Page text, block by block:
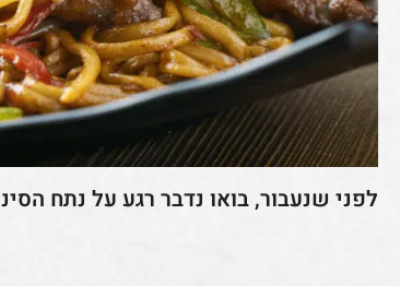
לפני שנעבור, בואו נדבר רגע על נתח